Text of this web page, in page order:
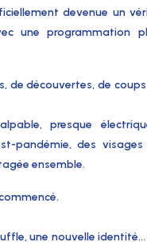
devenue un
une programmation
, dedécouvertes, de
presque
pandémie, des
ensemble.
une nouvelle